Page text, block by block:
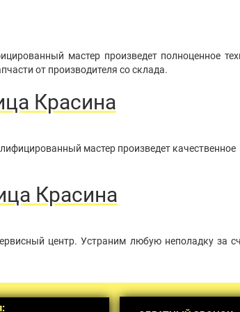
мастер произведет полноценное
от производителя со склада.
Красина
мастер произведет качественное
Красина
центр. Устраним любую неполадку за